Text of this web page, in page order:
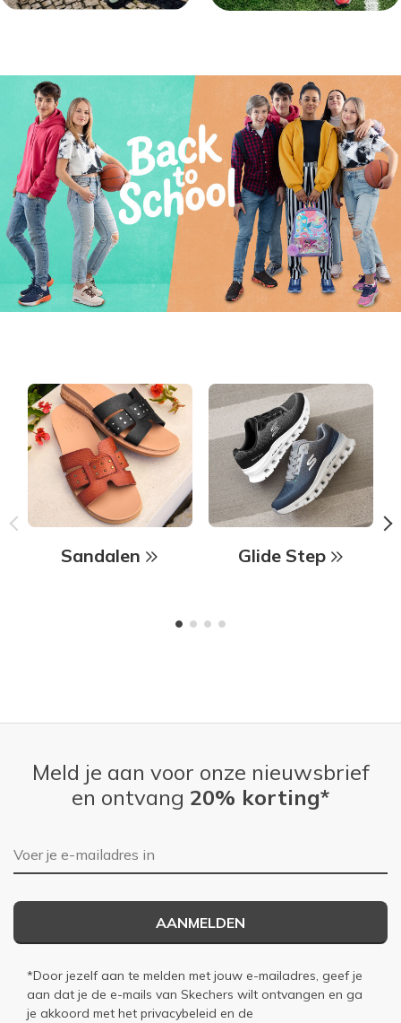
Sandalen Glide Step
Meld je aan voor onze nieuwsbrief
en ontvang 20% korting*
E-mailadres
AANMELDEN
*Door jezelf aan te melden met jouw e-mailadres, geef je
aan dat je de e-mails van Skechers wilt ontvangen en ga
je akkoord met het privacybeleid en de